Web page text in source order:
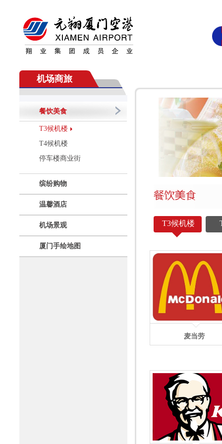
机场商旅
餐饮美食
T3候机楼
T4候机楼
停车楼商业街
缤纷购物
温馨酒店
机场景观
厦门手绘地图
T3候机楼
麦当劳